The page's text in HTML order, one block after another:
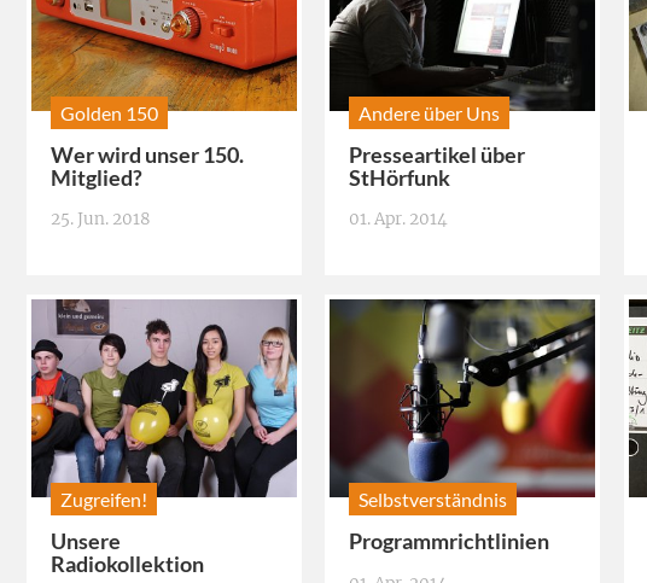
Golden 150
Wer wird unser 150.
Mitglied?
25. Jun. 2018
Andere über Uns
Presseartikel über
StHörfunk
01. Apr. 2014
Zugreifen!
Unsere
Radiokollektion
Selbstverständnis
Programmrichtlinien